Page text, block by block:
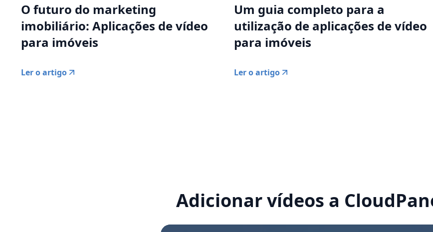
O futuro do marketing
imobiliário: Aplicações de vídeo
para imóveis
Ler o artigo
Um guia completo para a
utilização de aplicações de vídeo
para imóveis
Ler o artigo
Adicionar vídeos a